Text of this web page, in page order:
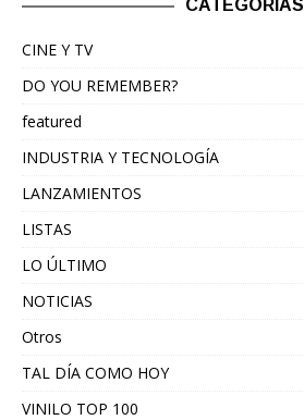
CATEGORÍAS
CINE Y TV
DO YOU REMEMBER?
featured
INDUSTRIA Y TECNOLOGÍA
LANZAMIENTOS
LISTAS
LO ÚLTIMO
NOTICIAS
Otros
TAL DÍA COMO HOY
VINILO TOP 100